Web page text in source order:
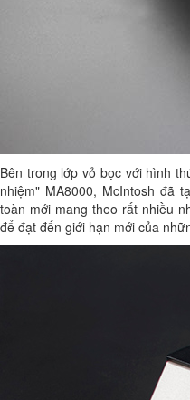
Bên trong lớp vỏ bọc với hình
nhiệm" MA8000, McIntosh đã
toàn mới mang theo rất nhiều
để đạt đến giới hạn mới của